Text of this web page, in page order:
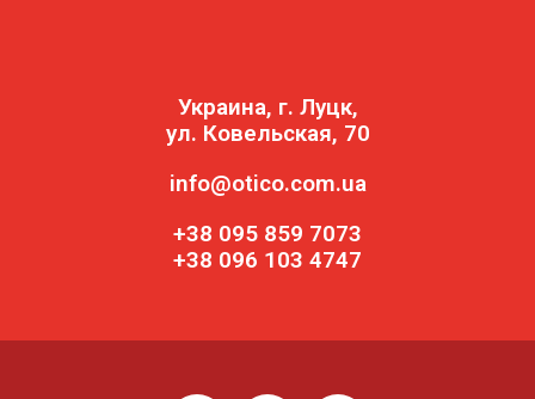
Украина, г. Луцк,
ул. Ковельская, 70
info@otico.com.ua
+38 095 859 7073
+38 096 103 4747